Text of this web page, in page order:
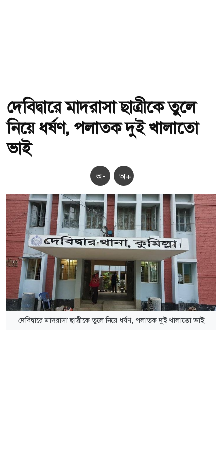
দেবিদ্বারে মাদরাসা ছাত্রীকে তুলে
নিয়ে ধর্ষণ, পলাতক দুই খালাতো
ভাই
অ- অ+
দেবিদ্বারে মাদরাসা ছাত্রীকে তুলে নিয়ে ধর্ষণ, পলাতক দুই খালাতো ভাই